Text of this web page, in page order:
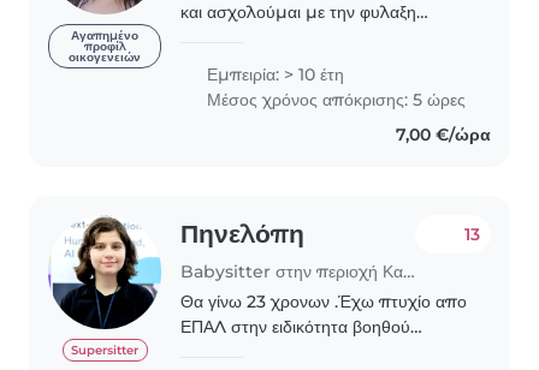
Αγαπημένο
προφίλ
οικογενειών
και ασχολούμαι με την φυλαξη
ιδιωτικη φυλαξη τα τελευταια 12
χρονια. Η εμπειρια μου..
Εμπειρία: > 10 έτη
Μέσος χρόνος απόκρισης: 5 ώρες
7,00 €/ώρα
Supersitter
Πηνελόπη
Babysitter στην περιοχή Καλαμαριά
13
Θα γίνω 23 χρονων .Έχω πτυχίο απο
ΕΠΑΛ στην ειδικότητα βοηθού